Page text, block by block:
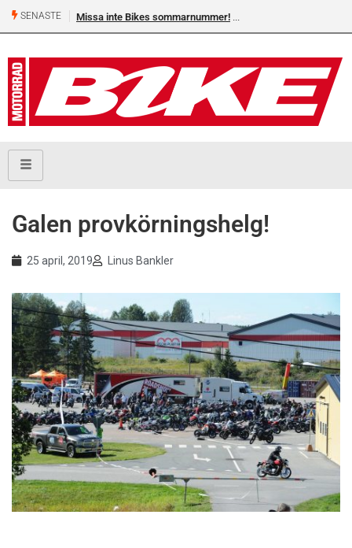
SENASTE Missa inte Bikes sommarnummer!
Galen provkörningshelg!
25 april, 2019 Linus Bankler